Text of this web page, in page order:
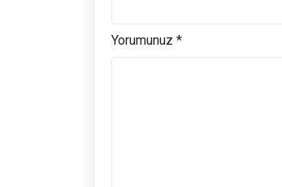
Yorumunuz *